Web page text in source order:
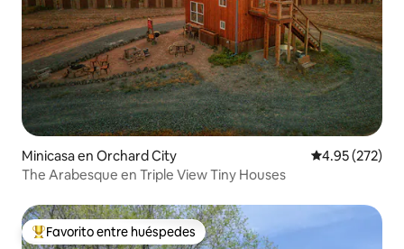
Minicasa en Orchard City Calificación
4.95 (272)
The Arabesque en Triple View Tiny Houses
Favorito entre huéspedes preferido
Favorito entre huéspedes